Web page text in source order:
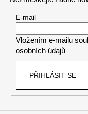
E-mail
Vložením e-mailu
osobních údajů
PŘIHLÁSIT SE